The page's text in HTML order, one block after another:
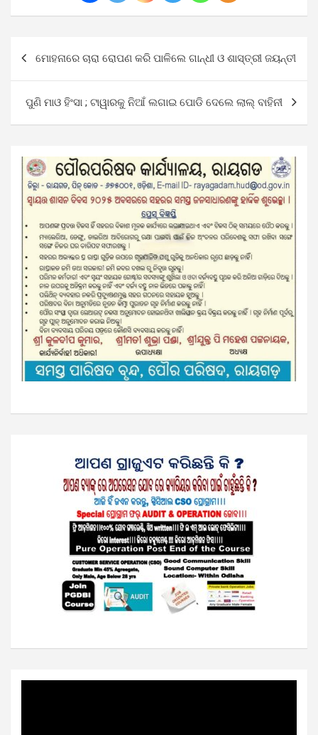
navigation
ମୋହନାରେ ଚାରା ରୋପଣ କରି ପାଳିଲେ ଗାନ୍ଧୀ ଓ ଶାସ୍ତ୍ରୀ ଜୟନ୍ତୀ
ପୁଣି ମାଓ ହିଂସା ; ଟାୱାରକୁ ନିଆଁ ଲଗାଇ ପୋଡି ଦେଲେ ଲାଲ୍ ବାହିନୀ